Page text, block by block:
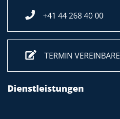
+41 44 268 40 00
TERMIN
Dienstleistungen